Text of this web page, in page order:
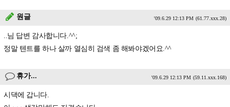
원글 '09.6.29 12:13 PM (61.77.xxx.28)
..님 답변 감사합니다.^^;
정말 텐트를 하나 살까 열심히 검색 좀 해봐야겠어요.^^
휴가... '09.6.29 12:13 PM (59.11.xxx.168)
시댁에 갑니다.